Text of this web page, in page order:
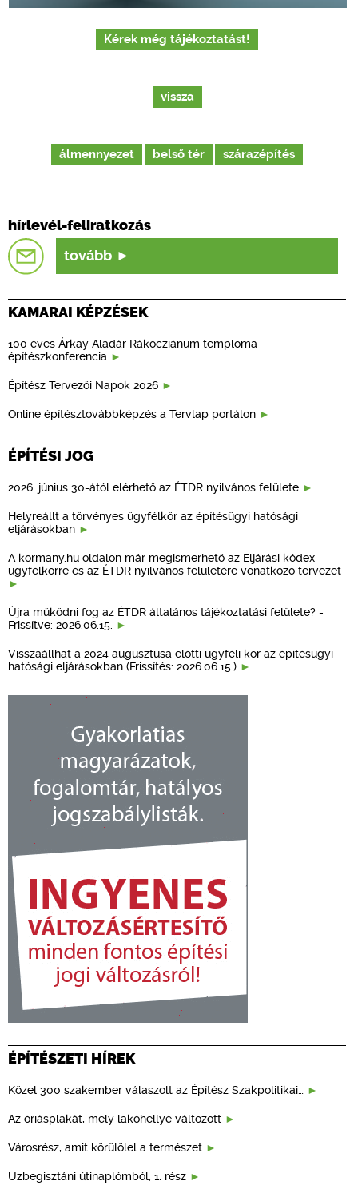
Kérek még tájékoztatást!
vissza
álmennyezet belső tér szárazépítés
hírlevél-feliratkozás
tovább
KAMARAI KÉPZÉSEK
100 éves Árkay Aladár Rákócziánum temploma
építészkonferencia
Építész Tervezői Napok 2026
Online építésztovábbképzés a Tervlap portálon
ÉPÍTÉSI JOG
2026. június 30-ától elérhető az ÉTDR nyilvános felülete
Helyreállt a törvényes ügyfélkör az építésügyi hatósági
eljárásokban
A kormany.hu oldalon már megismerhető az Eljárási kódex
ügyfélkörre és az ÉTDR nyilvános felületére vonatkozó tervezet
Újra működni fog az ÉTDR általános tájékoztatási felülete? -
Frissítve: 2026.06.15.
Visszaállhat a 2024 augusztusa előtti ügyféli kör az építésügyi
hatósági eljárásokban (Frissítés: 2026.06.15.)
ÉPÍTÉSZETI HÍREK
Közel 300 szakember válaszolt az Építész Szakpolitikai…
Az óriásplakát, mely lakóhellyé változott
Városrész, amit körülölel a természet
Üzbegisztáni útinaplómból, 1. rész